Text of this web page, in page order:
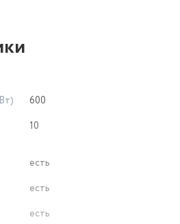
температуру сушки в
работы с шагом 30 минут.
обеспечивающий
нагретого воздуха по объёму
продуктов минимально.
600
10
есть
есть
есть